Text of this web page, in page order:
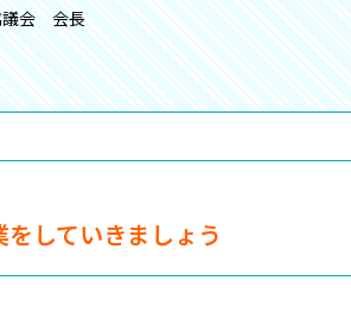
議会 会長
していきましょう